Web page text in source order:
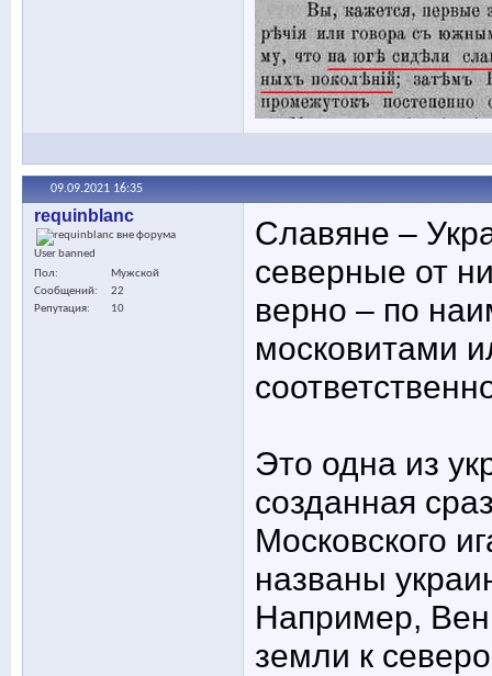
09.09.2021 16:35
requinblanc
User banned
Пол
Мужской
Сообщений
22
Репутация
10
Славяне –
северные от
верно – по
московитами
Это одна из
созданная
Московского
названы
Например,
земли к